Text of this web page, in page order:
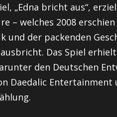
„Edna bricht aus“,
– welches 2008
und der packenden
Das Spiel
den Deutschen
Daedalic